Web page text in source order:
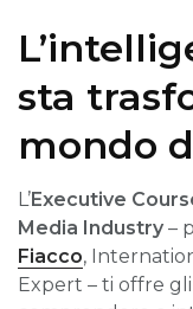
sta
mondo
L’Executive
Media Industry –
Fiacco,
Expert – ti offre